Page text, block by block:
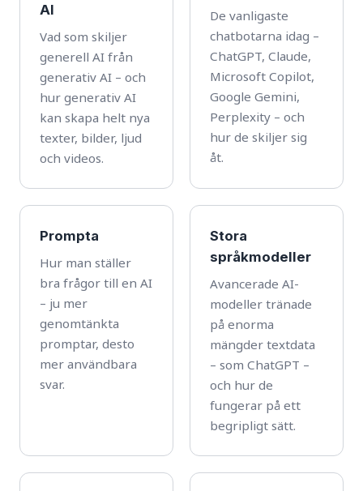
AI
Vad som skiljer
generell AI från
generativ AI – och
hur generativ AI
kan skapa helt nya
texter, bilder, ljud
och videos.
De vanligaste
chatbotarna idag –
ChatGPT, Claude,
Microsoft Copilot,
Google Gemini,
Perplexity – och
hur de skiljer sig
åt.
Prompta
Hur man ställer
bra frågor till en AI
– ju mer
genomtänkta
promptar, desto
mer användbara
svar.
Stora
språkmodeller
Avancerade AI-
modeller tränade
på enorma
mängder textdata
– som ChatGPT –
och hur de
fungerar på ett
begripligt sätt.